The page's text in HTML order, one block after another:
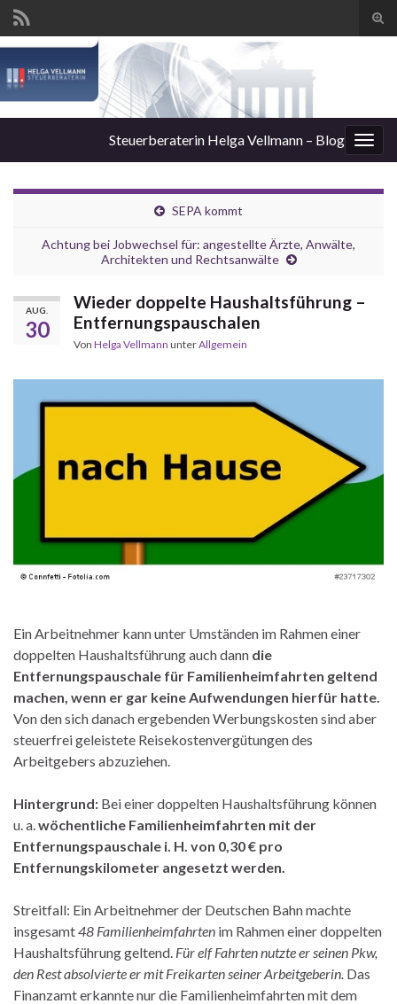
Steuerberaterin Helga Vellmann – Blog
SEPA kommt
Achtung bei Jobwechsel für: angestellte Ärzte, Anwälte,
Architekten und Rechtsanwälte
AUG.
30
Wieder doppelte Haushaltsführung –
Entfernungspauschalen
Von Helga Vellmann unterAllgemein
Ein Arbeitnehmer kann unter Umständen im Rahmen einer
doppelten Haushaltsführung auch dann die
Entfernungspauschale für Familienheimfahrten geltend
machen, wenn er gar keine Aufwendungen hierfür hatte.
Von den sich danach ergebenden Werbungskosten sind aber
steuerfrei geleistete Reisekostenvergütungen des
Arbeitgebers abzuziehen.
Hintergrund: Bei einer doppelten Haushaltsführung können
u. a.wöchentliche Familienheimfahrten mit der
Entfernungspauschale i. H. von 0,30 € pro
Entfernungskilometer angesetzt werden.
Streitfall: Ein Arbeitnehmer der Deutschen Bahn machte
insgesamt48 Familienheimfahrten im Rahmen einer doppelten
Haushaltsführung geltend. Für elf Fahrten nutzte er seinen Pkw,
den Rest absolvierte er mit Freikarten seiner Arbeitgeberin. Das
Finanzamt erkannte nur die Familienheimfahrten mit dem